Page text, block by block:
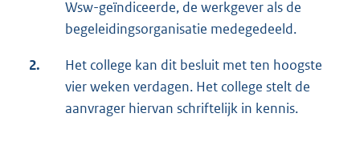
Wsw-geïndiceerde, de werkgever als de
begeleidingsorganisatie medegedeeld.
2.
Het college kan dit besluit met ten hoogste
vier weken verdagen. Het college stelt de
aanvrager hiervan schriftelijk in kennis.